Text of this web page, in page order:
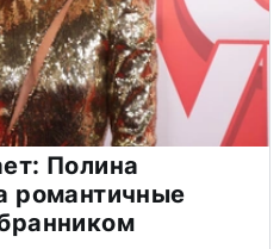
Полина
романтичные